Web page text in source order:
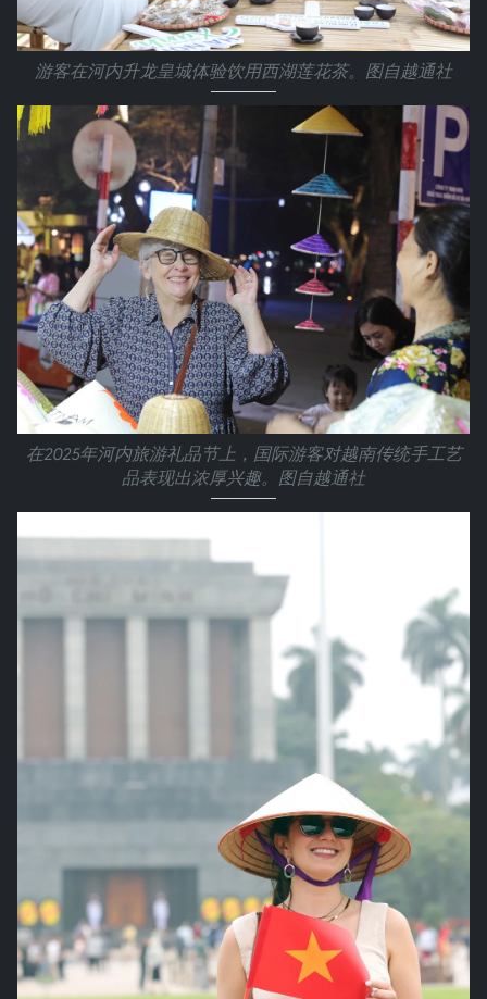
游客在河内升龙皇城体验饮用西湖莲花茶。图自越通社
在2025年河内旅游礼品节上，国际游客对越南传统手工艺
品表现出浓厚兴趣。图自越通社